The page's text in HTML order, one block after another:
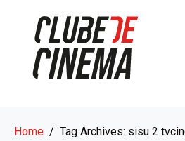
Home Tag Archives: sisu 2